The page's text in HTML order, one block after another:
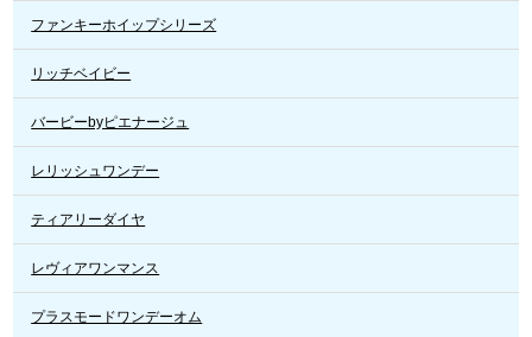
ファンキーホイップシリーズ
リッチベイビー
バービーbyピエナージュ
レリッシュワンデー
ティアリーダイヤ
レヴィアワンマンス
プラスモードワンデーオム